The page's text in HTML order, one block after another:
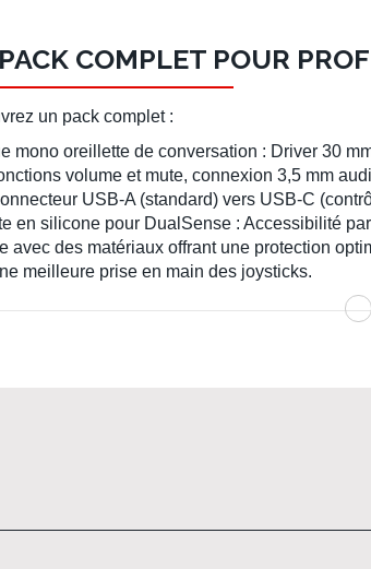
COMPLET POUR
un pack complet :
mono oreillette de conversation : Driver 30
volume et mute, connexion 3,5 mm
USB-A (standard) vers USB-C
en silicone pour DualSense : Accessibilité
avec des matériaux offrant une protection
meilleure prise en main des joysticks.